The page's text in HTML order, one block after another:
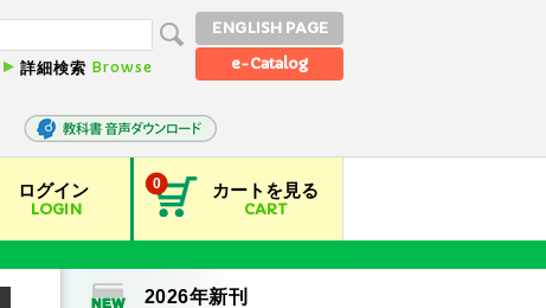
詳細検索 Browse
ENGLISH PAGE
e-Catalog
ログイン
LOGIN
カートを見る
CART
0
2026年新刊